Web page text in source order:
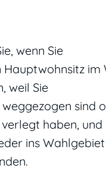
wenn Sie
im
weil Sie
sind
haben, und
ins